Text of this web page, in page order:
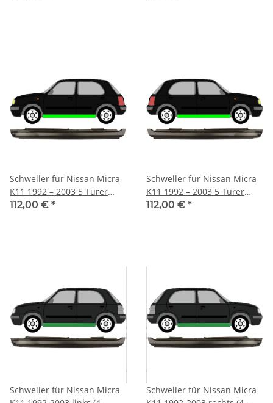
Schweller für Nissan Micra
K11 1992 – 2003 5 Türer
links
112,00 € *
Schweller für Nissan Micra
K11 1992 – 2003 5 Türer
rechts
112,00 € *
Schweller für Nissan Micra
Schweller für Nissan Micra